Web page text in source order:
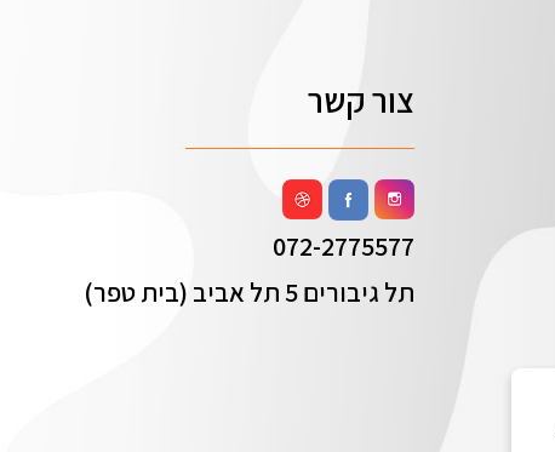
צור קשר
072-2775577
תל גיבורים 5 תל אביב (בית טפר)